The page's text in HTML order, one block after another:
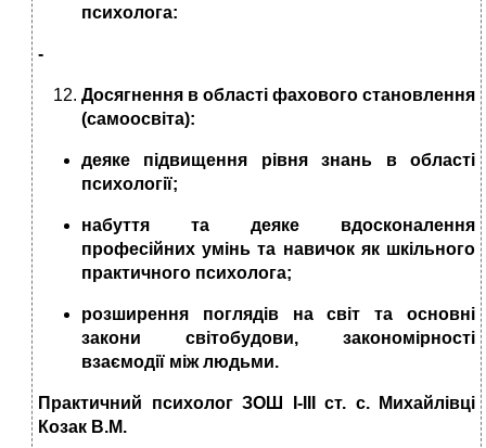
психолога:
-
Досягнення в області фахового становлення
(самоосвіта):
деяке підвищення рівня знань в області
психології;
набуття та деяке вдосконалення
професійних умінь та навичок як шкільного
практичного психолога;
розширення поглядів на світ та основні
закони світобудови, закономірності
взаємодії між людьми.
Практичний психолог ЗОШ І-ІІІ ст. с. Михайлівці
Козак В.М.